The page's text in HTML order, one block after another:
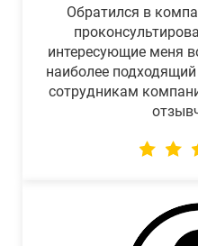
Обратился в
интересующие меня
наиболее
сотрудникам